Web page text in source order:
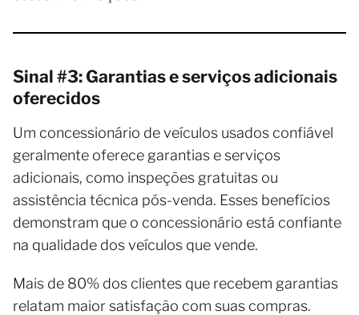
Sinal #3: Garantias e serviços adicionais
oferecidos
Um concessionário de veículos usados confiável
geralmente oferece garantias e serviços
adicionais, como inspeções gratuitas ou
assistência técnica pós-venda. Esses benefícios
demonstram que o concessionário está confiante
na qualidade dos veículos que vende.
Mais de 80% dos clientes que recebem garantias
relatam maior satisfação com suas compras.